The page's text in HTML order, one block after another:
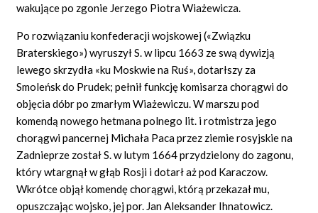
wakujące po zgonie Jerzego Piotra Wiażewicza.
Po rozwiązaniu konfederacji wojskowej («Związku
Braterskiego») wyruszył S. w lipcu 1663 ze swą dywizją
lewego skrzydła «ku Moskwie na Ruś», dotarłszy za
Smoleńsk do Prudek; pełnił funkcję komisarza chorągwi do
objęcia dóbr po zmarłym Wiażewiczu. W marszu pod
komendą nowego hetmana polnego lit. i rotmistrza jego
chorągwi pancernej Michała Paca przez ziemie rosyjskie na
Zadnieprze został S. w lutym 1664 przydzielony do zagonu,
który wtargnął w głąb Rosji i dotarł aż pod Karaczow.
Wkrótce objął komendę chorągwi, którą przekazał mu,
opuszczając wojsko, jej por. Jan Aleksander Ihnatowicz.